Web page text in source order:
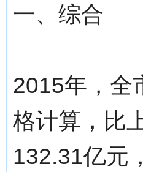
一、综合
2015年，全
格计算，比
132.31亿元